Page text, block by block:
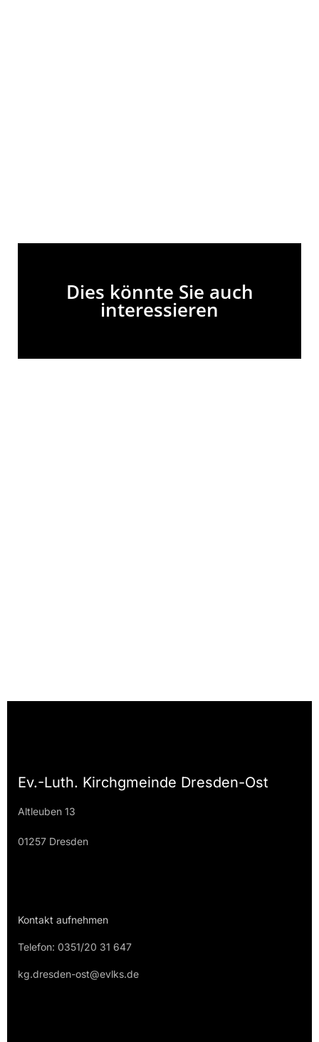
Dies könnte Sie auch
interessieren
Ev.-Luth. Kirchgmeinde Dresden-Ost
Altleuben 13
01257 Dresden
Kontakt aufnehmen
Telefon: 0351/20 31 647
kg.dresden-ost@evlks.de